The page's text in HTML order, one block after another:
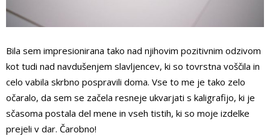
Bila sem impresionirana tako nad njihovim pozitivnim odzivom
kot tudi nad navdušenjem slavljencev, ki so tovrstna voščila in
celo vabila skrbno pospravili doma. Vse to me je tako zelo
očaralo, da sem se začela resneje ukvarjati s kaligrafijo, ki je
sčasoma postala del mene in vseh tistih, ki so moje izdelke
prejeli v dar. Čarobno!